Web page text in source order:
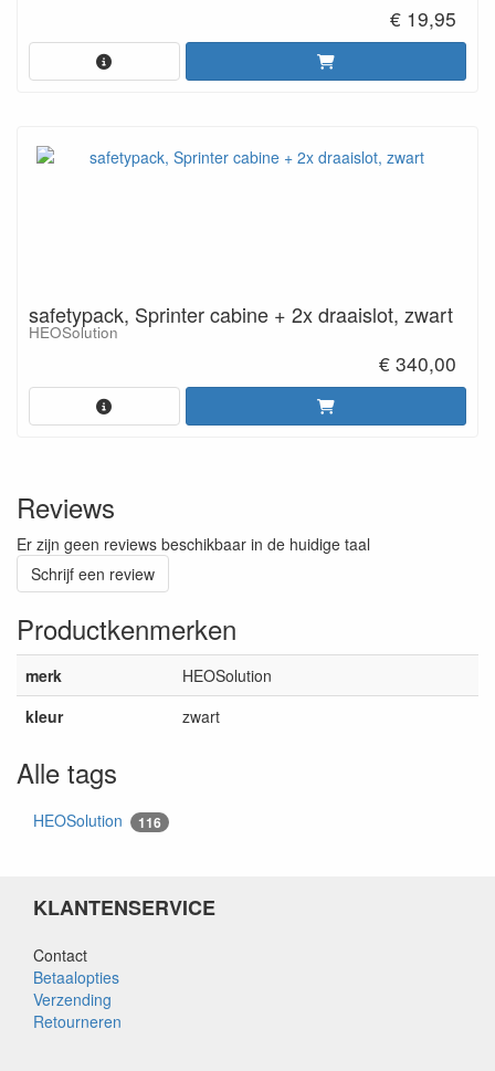
€ 19,95
safetypack, Sprinter cabine + 2x draaislot, zwart
HEOSolution
€ 340,00
Reviews
Er zijn geen reviews beschikbaar in de huidige taal
Schrijf een review
Productkenmerken
merk
HEOSolution
kleur
zwart
Alle tags
HEOSolution 116
KLANTENSERVICE
Contact
Betaalopties
Verzending
Retourneren